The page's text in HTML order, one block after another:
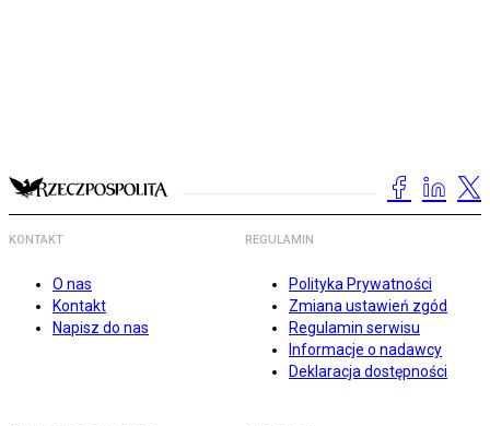
KONTAKT
O nas
Kontakt
Napisz do nas
REGULAMIN
Polityka Prywatności
Zmiana ustawień zgód
Regulamin serwisu
Informacje o nadawcy
Deklaracja dostępności